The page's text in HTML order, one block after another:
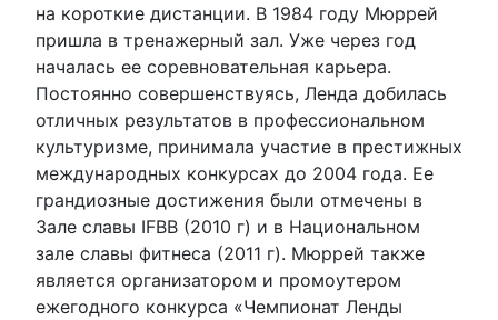
на короткие дистанции. В 1984 году Мюррей
пришла в тренажерный зал. Уже через год
началась ее соревновательная карьера.
Постоянно совершенствуясь, Ленда добилась
отличных результатов в профессиональном
культуризме, принимала участие в престижных
международных конкурсах до 2004 года. Ее
грандиозные достижения были отмечены в
Зале славы IFBB (2010 г) и в Национальном
зале славы фитнеса (2011 г). Мюррей также
является организатором и промоутером
ежегодного конкурса «Чемпионат Ленды